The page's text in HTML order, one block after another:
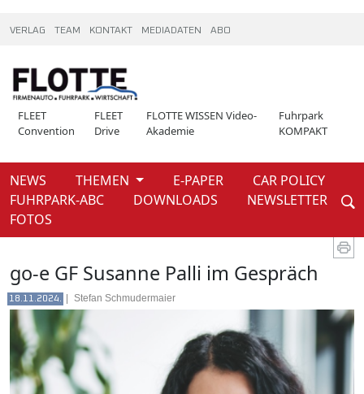
VERLAG TEAM KONTAKT MEDIADATEN ABO
FLEET
Convention
FLEET
Drive
FLOTTE WISSEN Video-
Akademie
Fuhrpark
KOMPAKT
NEWS THEMEN E-PAPER
CAR POLICY
FUHRPARK-ABC
DOWNLOADS
NEWSLETTER
FOTOS
Weiter
News
go-e GF Susanne Palli im Gespräch
18.11.2024. Stefan Schmudermaier